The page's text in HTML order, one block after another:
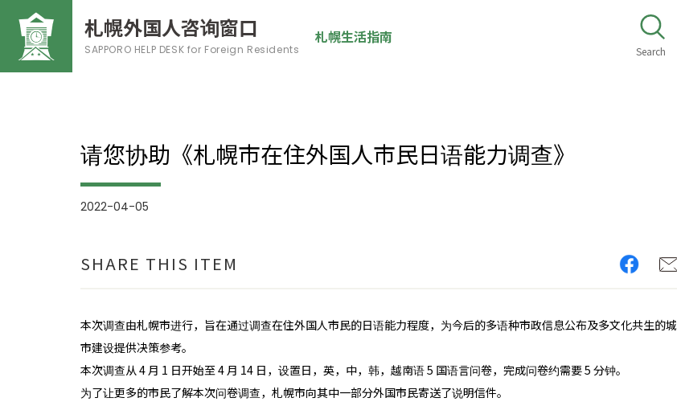
札幌外国人咨询窗口
SAPPORO HELP DESK for Foreign Residents
札幌生活指南
Search
请您协助《札幌市在住外国人市民日语能力调查》
2022-04-05
SHARE THIS ITEM
本次调查由札幌市进行，旨在通过调查在住外国人市民的日语能力程度，为今后的多语种市政信息公布及多文化共生的城
市建设提供决策参考。
本次调查从 4 月 1 日开始至 4 月 14 日，设置日，英，中，韩，越南语 5 国语言问卷，完成问卷约需要 5 分钟。
为了让更多的市民了解本次问卷调查，札幌市向其中一部分外国市民寄送了说明信件。